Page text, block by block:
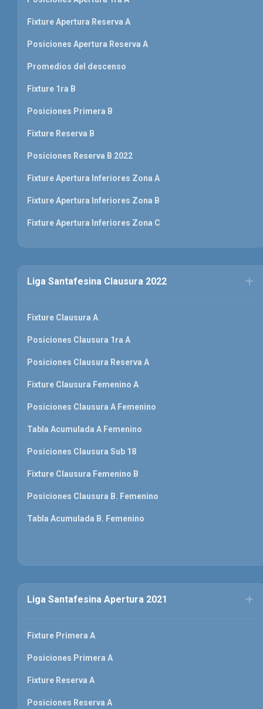
Fixture Apertura Reserva A
Posiciones Apertura Reserva A
Promedios del descenso
Fixture 1ra B
Posiciones Primera B
Fixture Reserva B
Posiciones Reserva B 2022
Fixture Apertura Inferiores Zona A
Fixture Apertura Inferiores Zona B
Fixture Apertura Inferiores Zona C
Liga Santafesina Clausura 2022
Fixture Clausura A
Posiciones Clausura 1ra A
Posiciones Clausura Reserva A
Fixture Clausura Femenino A
Posiciones Clausura A Femenino
Tabla Acumulada A Femenino
Posiciones Clausura Sub 18
Fixture Clausura Femenino B
Posiciones Clausura B. Femenino
Tabla Acumulada B. Femenino
Liga Santafesina Apertura 2021
Fixture Primera A
Posiciones Primera A
Fixture Reserva A
Posiciones Reserva A